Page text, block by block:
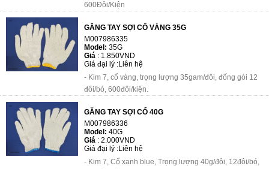
600Đôi/Kiện
GĂNG TAY SỢI CỔ VÀNG 35G
M007986335
Model: 35G
Giá : 1.850VND
Giá đại lý :Liên hệ
- Kim 7, cổ vàng, trọng lượng 35gam/đôi, đống gói 12
đôi/bó, 600đôi/kiện.
GĂNG TAY SỢI CỔ 40G
M007986336
Model: 40G
Giá : 2.000VND
Giá đại lý :Liên hệ
- Kim 7, Cổ xanh blue, Trọng lượng 40g/đôi, 12đôi/bó,